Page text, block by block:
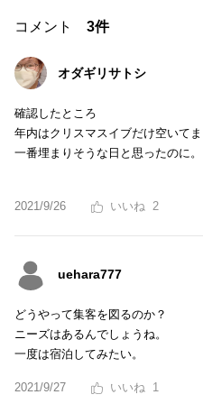
コメント 3件
オダギリサトシ
確認したところ
年内はクリスマスイブだけ空いて
一番埋まりそうな日と思ったのに。
2021/9/26 2
uehara777
どうやって集客を図るのか？
ニーズはあるんでしょうね。
一度は宿泊してみたい。
2021/9/27 1